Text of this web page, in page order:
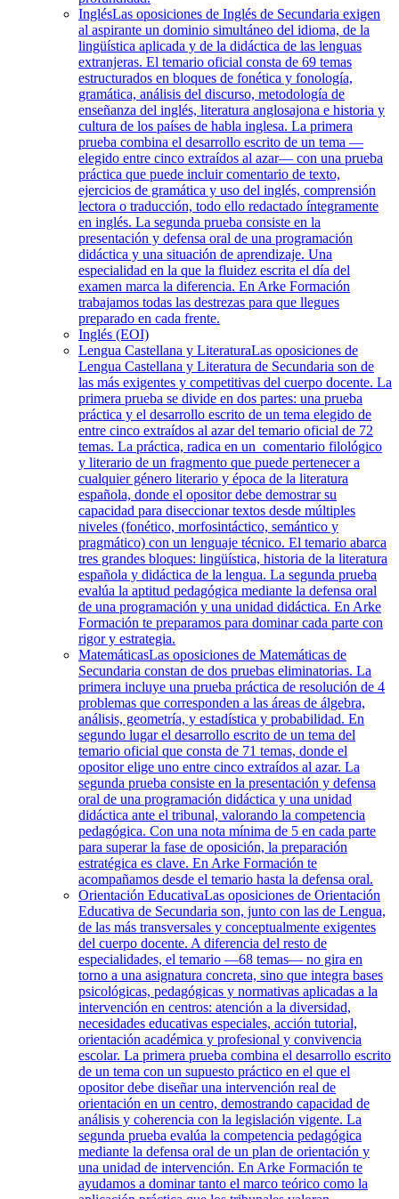
InglésLas oposiciones de Inglés de Secundaria exigen
al aspirante un dominio simultáneo del idioma, de la
lingüística aplicada y de la didáctica de las lenguas
extranjeras. El temario oficial consta de 69 temas
estructurados en bloques de fonética y fonología,
gramática, análisis del discurso, metodología de
enseñanza del inglés, literatura anglosajona e historia y
cultura de los países de habla inglesa. La primera
prueba combina el desarrollo escrito de un tema —
elegido entre cinco extraídos al azar— con una prueba
práctica que puede incluir comentario de texto,
ejercicios de gramática y uso del inglés, comprensión
lectora o traducción, todo ello redactado íntegramente
en inglés. La segunda prueba consiste en la
presentación y defensa oral de una programación
didáctica y una situación de aprendizaje. Una
especialidad en la que la fluidez escrita el día del
examen marca la diferencia. En Arke Formación
trabajamos todas las destrezas para que llegues
preparado en cada frente.
Inglés (EOI)
Lengua Castellana y LiteraturaLas oposiciones de
Lengua Castellana y Literatura de Secundaria son de
las más exigentes y competitivas del cuerpo docente. La
primera prueba se divide en dos partes: una prueba
práctica y el desarrollo escrito de un tema elegido de
entre cinco extraídos al azar del temario oficial de 72
temas. La práctica, radica en un comentario filológico
y literario de un fragmento que puede pertenecer a
cualquier género literario y época de la literatura
española, donde el opositor debe demostrar su
capacidad para diseccionar textos desde múltiples
niveles (fonético, morfosintáctico, semántico y
pragmático) con un lenguaje técnico. El temario abarca
tres grandes bloques: lingüística, historia de la literatura
española y didáctica de la lengua. La segunda prueba
evalúa la aptitud pedagógica mediante la defensa oral
de una programación y una unidad didáctica. En Arke
Formación te preparamos para dominar cada parte con
rigor y estrategia.
MatemáticasLas oposiciones de Matemáticas de
Secundaria constan de dos pruebas eliminatorias. La
primera incluye una prueba práctica de resolución de 4
problemas que corresponden a las áreas de álgebra,
análisis, geometría, y estadística y probabilidad. En
segundo lugar el desarrollo escrito de un tema del
temario oficial que consta de 71 temas, donde el
opositor elige uno entre cinco extraídos al azar. La
segunda prueba consiste en la presentación y defensa
oral de una programación didáctica y una unidad
didáctica ante el tribunal, valorando la competencia
pedagógica. Con una nota mínima de 5 en cada parte
para superar la fase de oposición, la preparación
estratégica es clave. En Arke Formación te
acompañamos desde el temario hasta la defensa oral.
Orientación EducativaLas oposiciones de Orientación
Educativa de Secundaria son, junto con las de Lengua,
de las más transversales y conceptualmente exigentes
del cuerpo docente. A diferencia del resto de
especialidades, el temario —68 temas— no gira en
torno a una asignatura concreta, sino que integra bases
psicológicas, pedagógicas y normativas aplicadas a la
intervención en centros: atención a la diversidad,
necesidades educativas especiales, acción tutorial,
orientación académica y profesional y convivencia
escolar. La primera prueba combina el desarrollo escrito
de un tema con un supuesto práctico en el que el
opositor debe diseñar una intervención real de
orientación en un centro, demostrando capacidad de
análisis y coherencia con la legislación vigente. La
segunda prueba evalúa la competencia pedagógica
mediante la defensa oral de un plan de orientación y
una unidad de intervención. En Arke Formación te
ayudamos a dominar tanto el marco teórico como la